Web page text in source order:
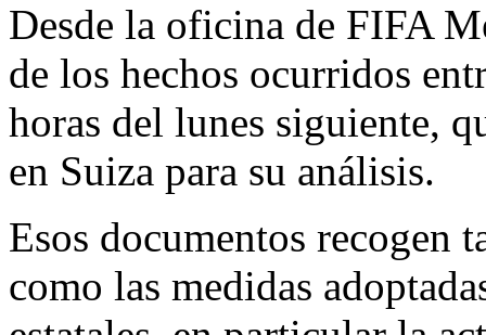
Desde la oficina de FIFA
de los hechos ocurridos
horas del lunes siguiente,
en Suiza para su análisis.
Esos documentos recogen
como las medidas